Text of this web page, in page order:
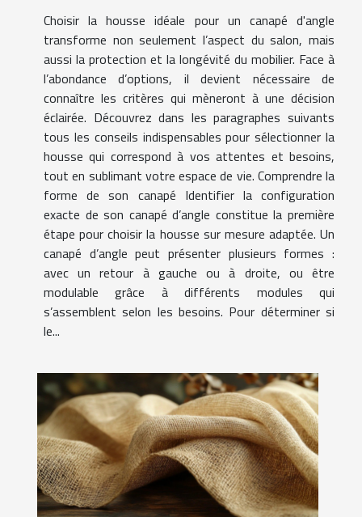
Choisir la housse idéale pour un canapé d'angle
transforme non seulement l’aspect du salon, mais
aussi la protection et la longévité du mobilier. Face à
l’abondance d’options, il devient nécessaire de
connaître les critères qui mèneront à une décision
éclairée. Découvrez dans les paragraphes suivants
tous les conseils indispensables pour sélectionner la
housse qui correspond à vos attentes et besoins,
tout en sublimant votre espace de vie. Comprendre la
forme de son canapé Identifier la configuration
exacte de son canapé d’angle constitue la première
étape pour choisir la housse sur mesure adaptée. Un
canapé d’angle peut présenter plusieurs formes :
avec un retour à gauche ou à droite, ou être
modulable grâce à différents modules qui
s’assemblent selon les besoins. Pour déterminer si
le...